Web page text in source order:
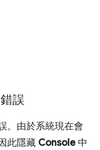
誤
。由於系統現在會
此隱藏 Console 中